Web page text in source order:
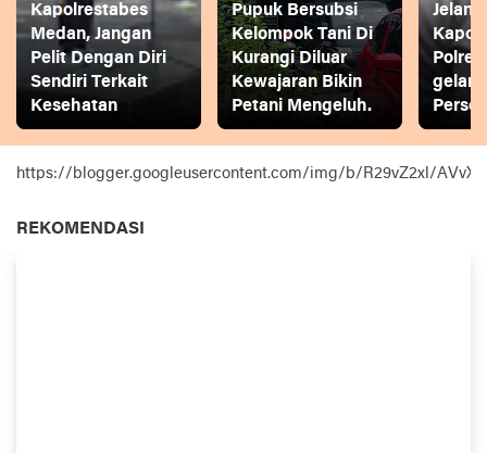
Kapolrestabes
Medan, Jangan
Pelit Dengan Diri
Sendiri Terkait
Kesehatan
Pupuk Bersubsi
Kelompok Tani Di
Kurangi Diluar
Kewajaran Bikin
Petani Mengeluh.
gelar
https://blogger.googleusercontent.com/img/b/R29vZ2xl/
REKOMENDASI